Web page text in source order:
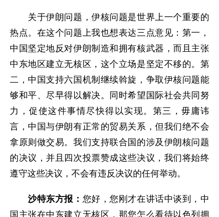
关于伊朗问题，伊核问题是世界上一个重要的
热点。在这个问题上我也想表达三点意见：第一，
中国坚定地反对伊朗制造和拥有核武器，而且主张
中东地区建立无核区，这个立场是坚定不移的。第
二，中国支持六国机制继续斡旋，争取伊核问题能
够和平、尽早得以解决。同时希望国际社会共同努
力，促使这件事情尽快得以实现。第三，毋庸讳
言，中国与伊朗有正常的贸易关系，但我们绝不会
拿原则做交易。我们支持联合国的涉及伊朗核问题
的决议，并且四次投票赞成这些决议，我们将始终
遵守这些决议，不会有违反决议的任何举动。
沙特东方报： 您好，您刚才在讲话中谈到，中
国主张在中东建立无核区，那您怎么看待以色列拥